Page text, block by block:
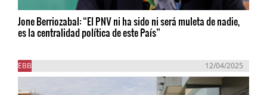
Jone Berriozabal: “El PNV ni ha sido ni será muleta de nadie,
es la centralidad política de este País”
EBB 12/04/2025